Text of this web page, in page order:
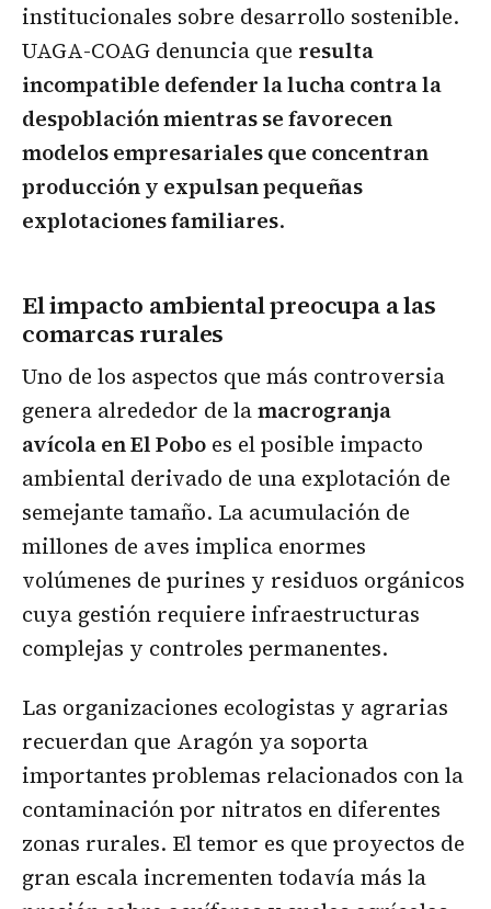
institucionales sobre desarrollo sostenible.
UAGA-COAG denuncia que resulta
incompatible defender la lucha contra la
despoblación mientras se favorecen
modelos empresariales que concentran
producción y expulsan pequeñas
explotaciones familiares.
El impacto ambiental preocupa a las
comarcas rurales
Uno de los aspectos que más controversia
genera alrededor de lamacrogranja
avícola en El Pobo es el posible impacto
ambiental derivado de una explotación de
semejante tamaño. La acumulación de
millones de aves implica enormes
volúmenes de purines y residuos orgánicos
cuya gestión requiere infraestructuras
complejas y controles permanentes.
Las organizaciones ecologistas y agrarias
recuerdan que Aragón ya soporta
importantes problemas relacionados con la
contaminación por nitratos en diferentes
zonas rurales. El temor es que proyectos de
gran escala incrementen todavía más la